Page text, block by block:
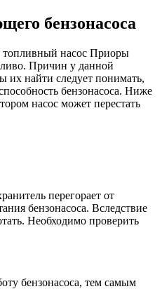
бензонасоса
топливный насос Приоры
Причин у данной
их найти следует понимать,
бензонасоса. Ниже
насос может перестать
перегорает от
бензонасоса. Вследствие
Необходимо проверить
бензонасоса, тем самым